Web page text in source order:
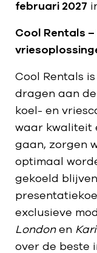
februari 2027
Cool Rentals
Cool Rentals
dragen aan
koel- en
waar kwaliteit
gaan, zorgen
optimaal
gekoeld
exclusieve
Londonen
over de beste